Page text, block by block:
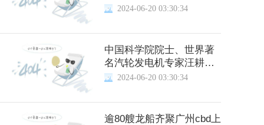
2024-06-20 03:30:34
中国科学院院士、世界著
名汽轮发电机专家汪耕逝
世 2024-06-20 03:30:34
逾80艘龙船齐聚广州cbd上